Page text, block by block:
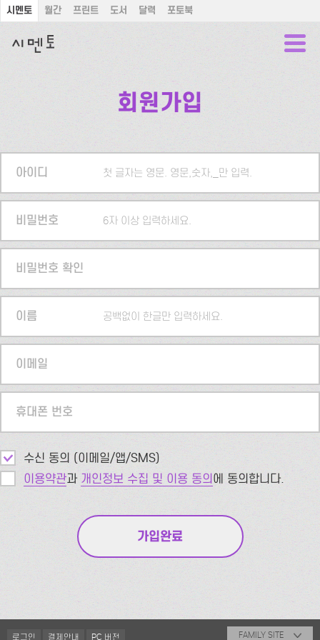
시멘토 월간 프린트 도서 달력 포토북
회원가입
아이디 첫 글자는 영문. 영문,숫자,_만 입력.
비밀번호 6자 이상 입력하세요.
비밀번호 확인
이름 공백없이 한글만 입력하세요.
이메일
휴대폰 번호
수신 동의 (이메일/앱/SMS)
이용약관과 개인정보 수집 및 이용 동의에 동의합니다.
로그인 결제안내 PC 버전 FAMILY SITE